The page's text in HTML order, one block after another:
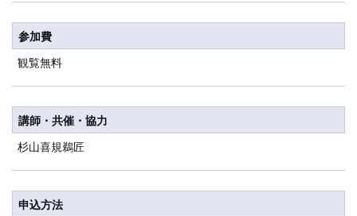
参加費
観覧無料
講師・共催・協力
杉山喜規鵜匠
申込方法